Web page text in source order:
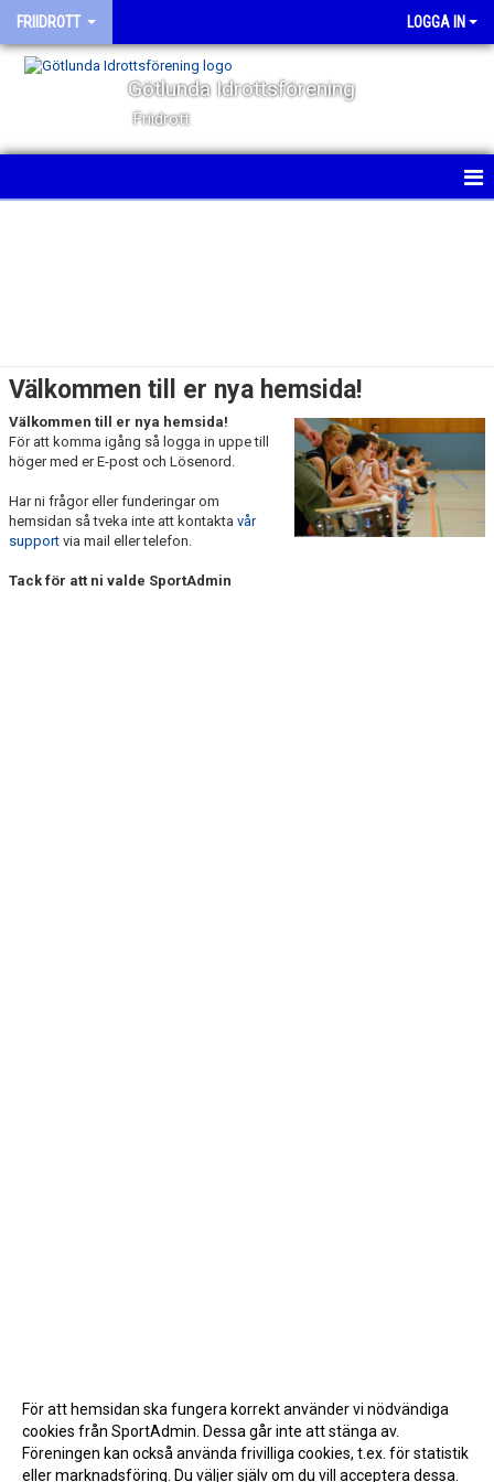
FRIIDROTT LOGGA IN
Götlunda Idrottsförening
Friidrott
KONTAKT
Välkommen till er nya hemsida!
Välkommen till er nya hemsida!
För att komma igång så logga in uppe till
höger med er E-post och Lösenord.
Har ni frågor eller funderingar om
hemsidan så tveka inte att kontakta vår
support via mail eller telefon.
Tack för att ni valde SportAdmin
För att hemsidan ska fungera korrekt använder vi nödvändiga
cookies från SportAdmin. Dessa går inte att stänga av.
Föreningen kan också använda frivilliga cookies, t.ex. för statistik
eller marknadsföring. Du väljer själv om du vill acceptera dessa.